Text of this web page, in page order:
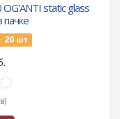
static glass
пачке
20шт